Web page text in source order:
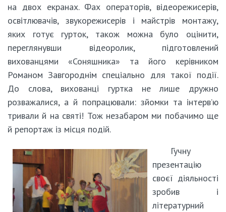
на двох екранах. Фах операторів, відеорежисерів,
освітлювачів, звукорежисерів і майстрів монтажу,
яких готує гурток, також можна було оцінити,
переглянувши відеоролик, підготовлений
вихованцями «Соняшника» та його керівником
Романом Завгороднім спеціально для такої події.
До слова, вихованці гуртка не лише дружно
розважалися, а й попрацювали: зйомки та інтерв’ю
тривали й на святі! Тож незабаром ми побачимо ще
й репортаж із місця подій.
Гучну
презентацію
своєї діяльності
зробив і
літературний